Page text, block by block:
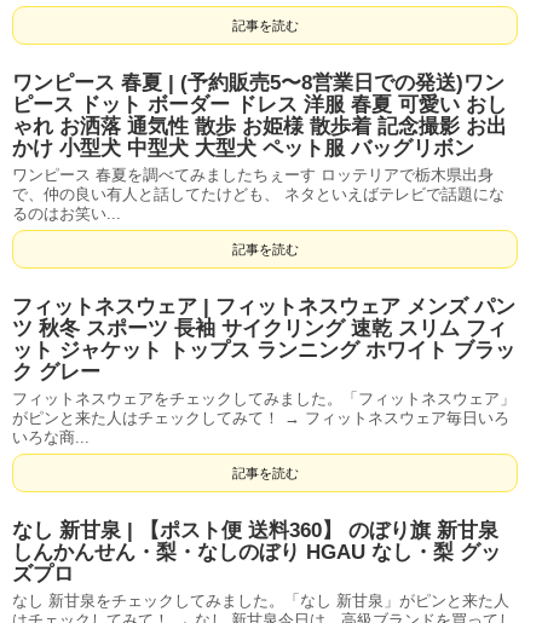
記事を読む
ワンピース 春夏 | (予約販売5〜8営業日での発送)ワン
ピース ドット ボーダー ドレス 洋服 春夏 可愛い おし
ゃれ お洒落 通気性 散歩 お姫様 散歩着 記念撮影 お出
かけ 小型犬 中型犬 大型犬 ペット服 バッグリボン
ワンピース 春夏を調べてみましたちぇーす ロッテリアで栃木県出身
で、仲の良い有人と話してたけども、 ネタといえばテレビで話題にな
るのはお笑い...
記事を読む
フィットネスウェア | フィットネスウェア メンズ パン
ツ 秋冬 スポーツ 長袖 サイクリング 速乾 スリム フィ
ット ジャケット トップス ランニング ホワイト ブラッ
ク グレー
フィットネスウェアをチェックしてみました。「フィットネスウェア」
がピンと来た人はチェックしてみて！ → フィットネスウェア毎日いろ
いろな商...
記事を読む
なし 新甘泉 | 【ポスト便 送料360】 のぼり旗 新甘泉
しんかんせん・梨・なしのぼり HGAU なし・梨 グッ
ズプロ
なし 新甘泉をチェックしてみました。「なし 新甘泉」がピンと来た人